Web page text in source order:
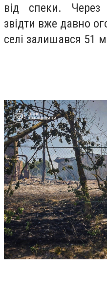
від спеки. Через
звідти вже давно
селі залишався 51